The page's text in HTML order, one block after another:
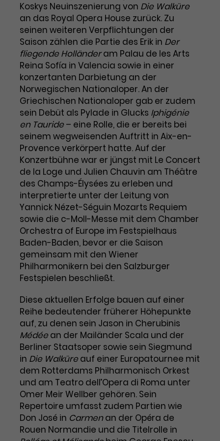
Benutzer*in wiedererkannt werden,
und es wird Zugang zu
geschützten Bereichen gewährt.
Name cookie_optin
Anbieter TYPO3
Laufzeit 1 Monat
Zweck
Enthält die gewählten Tracking-
Optin-Einstellungen.
Laufzeit 2 Jahre
Zweck
Dieses Cookie wird von Google
Analytics installiert. Das Cookie
wird verwendet, um
Besucher*innen-, Sitzungs- und
Kampagnendaten zu berechnen
und die Nutzung der Website für
den Analysebericht der Website zu
verfolgen. Die Cookies speichern
Informationen anonym und weisen
eine zufallsgenerierte Nummer zu,
um Besuche zu erkennen.
Name _gid
Anbieter Google Analytics
Laufzeit 1 Tag
Zweck
Dieses Cookie wird von Google
Analytics installiert. Das Cookie
wird verwendet, um Informationen
Besucher*innen eine Website
nutzen, und hilft bei der Erstellung
eines Analyseberichts über die
Performance der Website. Die
erhobenen Daten umfassen in
anonymisierter Form die Anzahl
der Besuche, die Quelle, aus der sie
stammen, und die besuchten
Seiten.
Name _gat_UA-63561367-1
Marketing
Diese Gruppe beinhaltet alle Scripte, die es uns
ermöglichen die Leistung unserer
Werbekampagnen zu analysieren und
Conversions zu messen. Außerdem helfen sie
uns dabei Werbeanzeigen und Inhalte besser auf
die Interessen unserer Nutzer abzustimmen.
Name
_gcl_au
Anbieter Google Ads
Laufzeit 3 Monate
Zweck
Wird von Google verwendet, um
die Effizienz von Werbeanzeigen zu
messen und Conversions zu
speichern. Dieses Cookie hilft dabei
nachzuvollziehen, ob Nutzer über
Google-Anzeigen auf unsere
Website gelangt sind.
Name _gcl_aw
Anbieter Google Ads
Laufzeit 3 Monate
Zweck
Dieses Cookie speichert
Informationen zu Werbeklicks und
dient der Zuordnung von
Conversions zu Google Ads-
Kampagnen.
Name _gcl_dc
Anbieter Google / DoubleClick
Cookie-Informationen
Koskys Neuinszenierung von Die Walküre
an das Royal Opera House zurück. Zu
seinen weiteren Verpflichtungen der
Saison zählen die Partie des Erik in Der
fliegende Holländeram Palau de les Arts
Reina Sofía in Valencia sowie in einer
konzertanten Darbietung an der
Norwegischen Nationaloper. An der
Griechischen Nationaloper gab er zudem
sein Debüt als Pylade in Glucks Iphigénie
en Tauride– eine Rolle, die er bereits bei
seinem wegweisenden Auftritt in Aix-en-
Provence verkörpert hatte. Auf der
Konzertbühne war er jüngst mit Le Concert
de la Loge und Julien Chauvin am Théâtre
des Champs-Élysées zu erleben und
interpretierte unter der Leitung von
Yannick Nézet-Séguin Mozarts Requiem
sowie die c-Moll-Messe mit dem Chamber
Orchestra of Europe im Festspielhaus
Baden-Baden, bevor er die Saison
gemeinsam mit den Wiener
Philharmonikern bei den Salzburger
Festspielen beschließt.
Diese aktuellen Erfolge bauen auf einer
Reihe bedeutender früherer Höhepunkte
auf, zu denen sein Jason in Cherubinis
Médéean der Mailänder Scala und der
Berliner Staatsoper sowie sein Siegmund
in Die Walküreauf einer Europatournee mit
dem Rotterdams Philharmonisch Orkest
und am Teatro dell’Opera di Roma unter
Omer Meir Wellber gehören. Sein
Repertoire umfasst zudem Partien wie
Don José in Carmenan der Opéra de
Rouen Normandie und die Titelrolle in